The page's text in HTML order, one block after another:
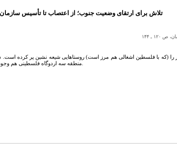
تلاش برای ارتقای وضعیت جنوب؛ از اعتصاب تا تأسیس
ـ ۱۴۴
را (كه با فلسطین اشغالی هم مرز است) روستاهایی شیعه نشین پر كرده است.